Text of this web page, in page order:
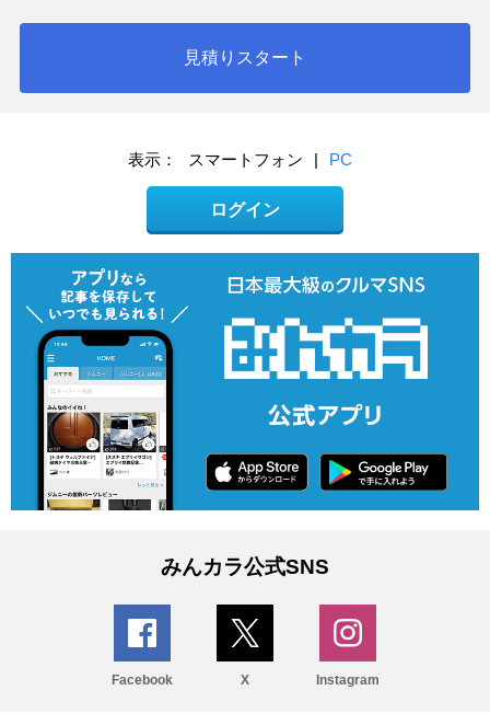
見積りスタート
表示： スマートフォン | PC
ログイン
みんカラ公式SNS
Facebook X Instagram